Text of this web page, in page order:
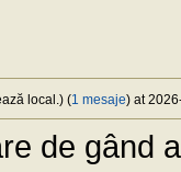
local.) (1 mesaje) at
de gând